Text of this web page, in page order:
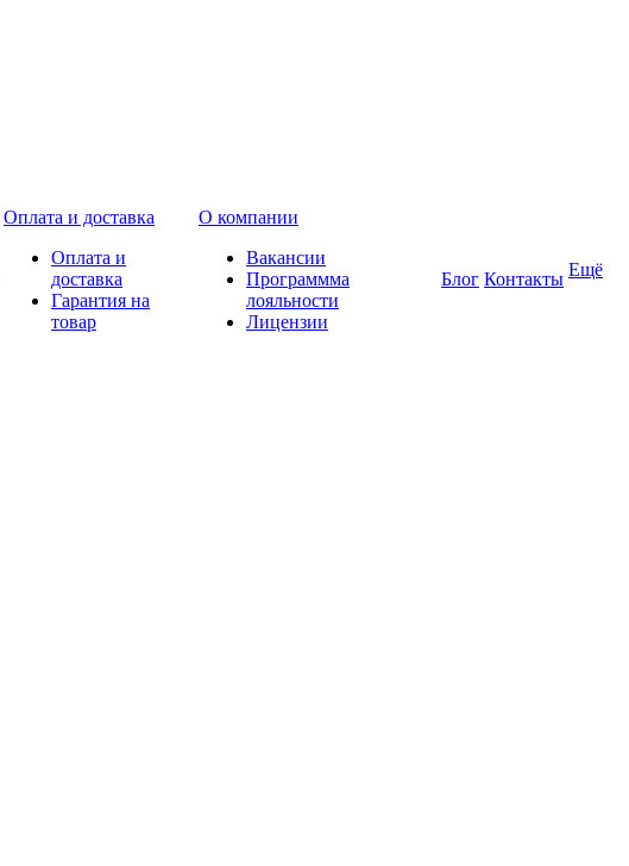
Оплата и доставка
Оплата и
доставка
Гарантия на
товар
О компании
Вакансии
Программма
лояльности
Лицензии
Блог Контакты Ещё